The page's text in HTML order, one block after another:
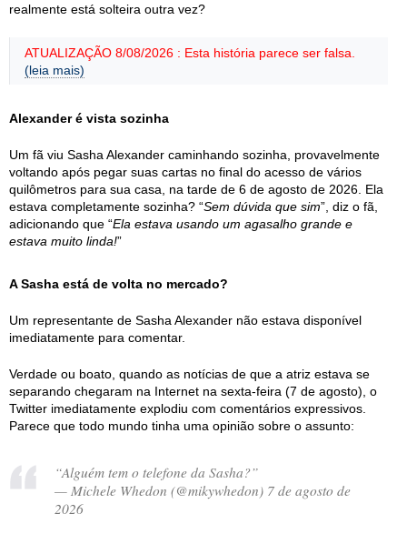
realmente está solteira outra vez?
ATUALIZAÇÃO 8/08/2026 : Esta história parece ser falsa.
(leia mais)
Alexander é vista sozinha
Um fã viu Sasha Alexander caminhando sozinha, provavelmente
voltando após pegar suas cartas no final do acesso de vários
quilômetros para sua casa, na tarde de 6 de agosto de 2026. Ela
estava completamente sozinha? “Sem dúvida que sim”, diz o fã,
adicionando que “Ela estava usando um agasalho grande e
estava muito linda!”
A Sasha está de volta no mercado?
Um representante de Sasha Alexander não estava disponível
imediatamente para comentar.
Verdade ou boato, quando as notícias de que a atriz estava se
separando chegaram na Internet na sexta-feira (7 de agosto), o
Twitter imediatamente explodiu com comentários expressivos.
Parece que todo mundo tinha uma opinião sobre o assunto:
“Alguém tem o telefone da Sasha?”
— Michele Whedon (@mikywhedon) 7 de agosto de
2026